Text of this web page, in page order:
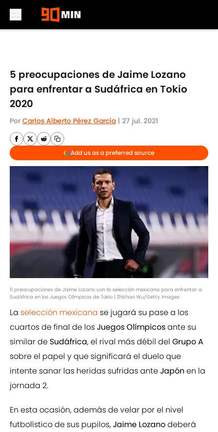
5 preocupaciones de Jaime Lozano
para enfrentar a Sudáfrica en Tokio
2020
Por Carlos Alberto Pérez García | 27 jul. 2021
Add us as a preferred source
5 preocupaciones de Jaime Lozano con la selección mexicana para enfrentar a
Sudáfrica en los Juegos Olímpicos de Tokio | Zhizhao Wu/Getty Images
La selección mexicana se jugará su pase a los
cuartos de final de losJuegos Olímpicosante su
similar de Sudáfrica, el rival más débil del Grupo A
sobre el papel y que significará el duelo que
intente sanar las heridas sufridas anteJapón en la
jornada 2.
En esta ocasión, además de velar por el nivel
futbolístico de sus pupilos,Jaime Lozanodeberá